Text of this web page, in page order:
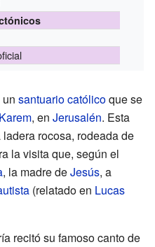
santuariocatólicoque se
, en Jerusalén. Esta
rocosa, rodeada de
la visita que, según el
, la madre deJesús, a
(relatado en Lucas
recitó su famoso canto de